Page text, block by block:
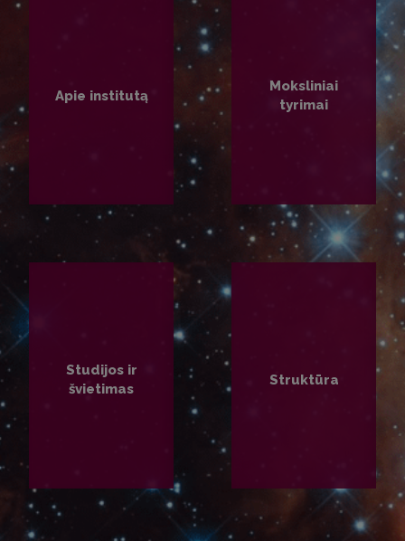
Apie institutą
Moksliniai
tyrimai
Studijos ir
švietimas
Struktūra